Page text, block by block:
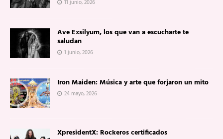
11 junio, 2026
Ave Exsilyum, los que van a escucharte te
saludan
1 junio, 2026
Iron Maiden: Música y arte que forjaron un mito
24 mayo, 2026
XpresidentX: Rockeros certificados